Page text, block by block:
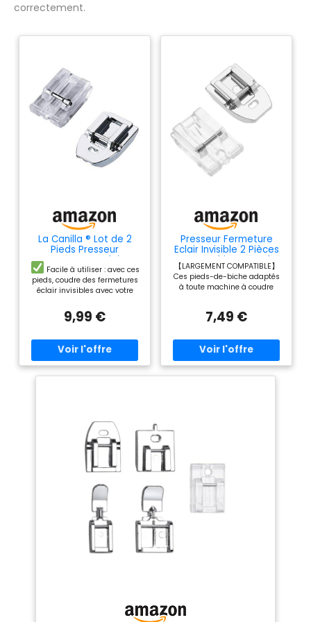
correctement.
La Canilla ® Lot de 2
Pieds Presseur
Fermeture Eclair
Invisible pour Machines
à Coudre Brother,
Singer, Juki, Lidl (Snap-
Facile à utiliser : avec ces
pieds, coudre des fermetures
éclair invisibles avec votre
facile que jamais. Avec
glissières pour les fermetures
Matériau : acier
transparent.
Lot de 2
aussi bien pour avoir une
meilleure visibilité que la
couture et pour avoir une
meilleure prise sur les tissus
qui ont besoin d'une surface
plus glissante. 1 pied
métallique standard pour tout
type de fermetures éclair
invisibles et tissus universels.
UNIVERSELLES : ces
accessoires sont compatibles
avec toutes les machines à
coudre avec système snap-on
9,99 €
Presseur Fermeture
Eclair Invisible 2 Pièces
avec Machines Coudre
Alfa
【LARGEMENT COMPATIBLE】
Ces pieds-de-biche adaptés
à toute machine à coudre
avec système de pression,
haute ou basse, ce kit est
Brother, Juki, Lidl et d'autres
utilisateurs. 【CONCEPTION
PRATIQUE】 Comprend un pied
en plastique transparent pour
pieds-de-biche sont rapides
et faciles à installer, vous
permettant de démarrer votre
peut vous aider à installer et
coudre facilement la
sont durables et peuvent gérer
7,49 €